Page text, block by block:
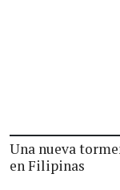
Una nueva
en Filipinas